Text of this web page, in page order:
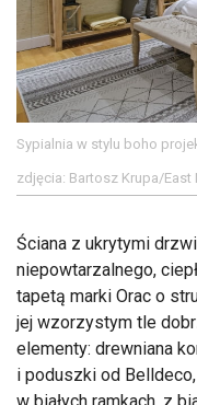
Sypialnia w stylu boho
zdjęcia: Bartosz Krupa/
Ściana z ukrytymi
niepowtarzalnego,
tapetą marki Orac o
jej wzorzystym tle
elementy: drewniana
i poduszki od